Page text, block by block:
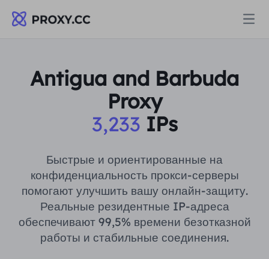
Прокси
Резидентный прокси
Статический резидентный прокси
Неограниченный резидентный прокси
Резидентный прокси $0.8/ГБ
Статический резидентный прокси
$0.28 /IP/День
Data for AI
Решения
ПО СЛУЧАЮ ИСПОЛЬЗОВАНИЯ
Antigua and Barbuda
Proxy
3,233 IPs
Быстрые и ориентированные на
конфиденциальность прокси-серверы
помогают улучшить вашу онлайн-защиту.
Реальные резидентные IP-адреса
обеспечивают 99,5% времени безотказной
работы и стабильные соединения.